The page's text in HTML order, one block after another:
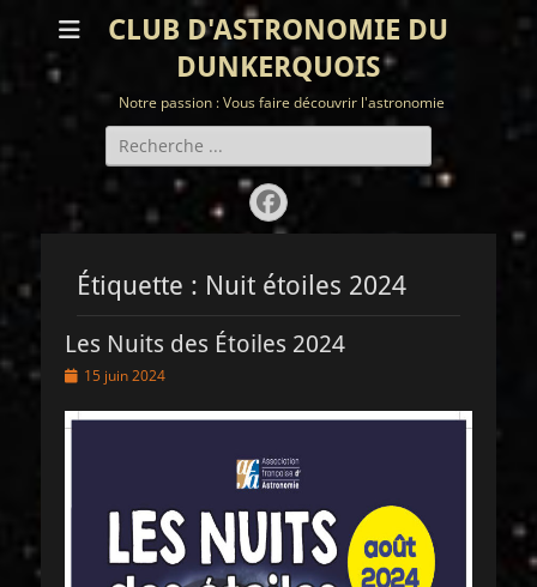
CLUB D'ASTRONOMIE DU
DUNKERQUOIS
Notre passion : Vous faire découvrir l'astronomie
Rechercher :
Facebook
Étiquette : Nuit étoiles 2024
Les Nuits des Étoiles 2024
Posted15 juin 2024